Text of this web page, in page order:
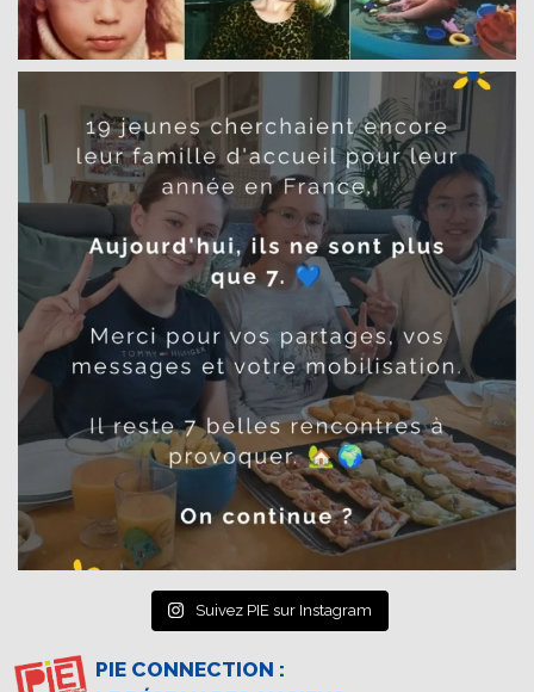
Suivez PIE sur Instagram
PIE CONNECTION :